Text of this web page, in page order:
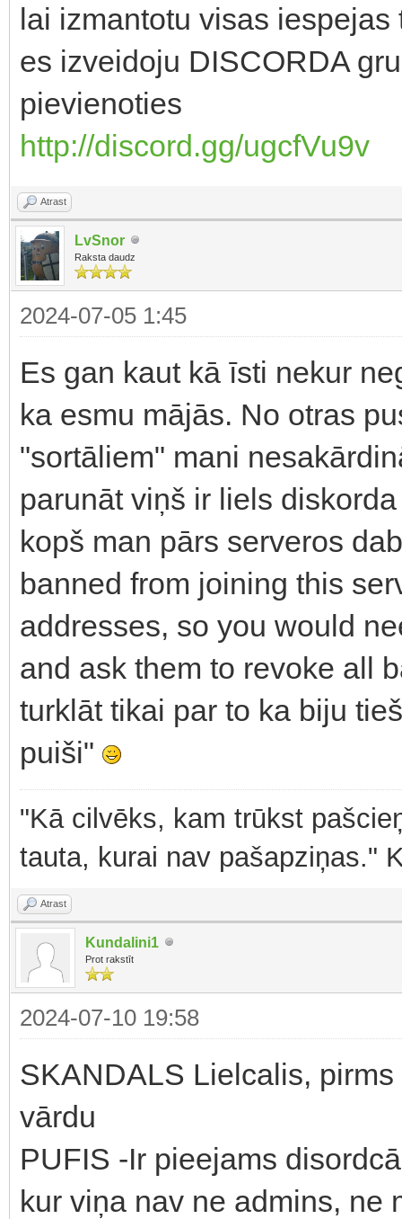
lai izmantotu visas iespejas
es izveidoju DISCORDA
pievienoties
http://discord.gg/ugcfVu9v
Atrast
LvSnor
Raksta daudz
2024-07-05 1:45
Es gan kaut kā īsti nekur
ka esmu mājās. No otras
"sortāliem" mani
parunāt viņš ir liels
kopš man pārs serveros
banned from joining this
addresses, so you would
and ask them to revoke all
turklāt tikai par to ka biju
puiši"
"Kā cilvēks, kam trūkst
tauta, kurai nav pašapziņas."
Atrast
Kundalini1
Prot rakstīt
2024-07-10 19:58
SKANDALS Lielcalis,
vārdu
PUFIS -Ir pieejams
kur viņa nav ne admins, ne